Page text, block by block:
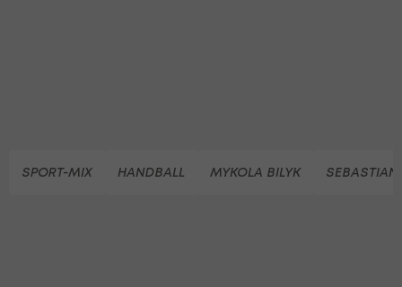
SPORT-MIX HANDBALL MYKOLA BILYK SEBASTIAN